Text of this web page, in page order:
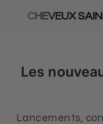
SAINS, DÈS
Les
Lancements,